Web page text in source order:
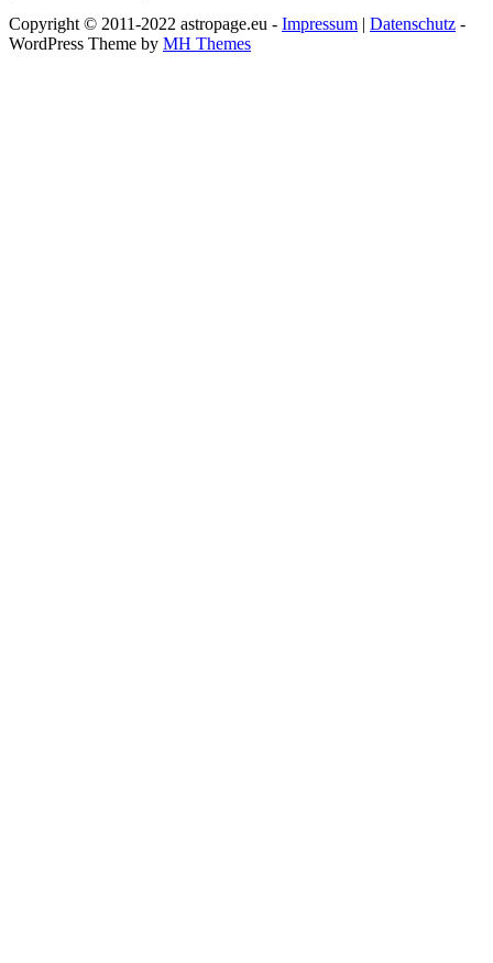
Copyright © 2011-2022 astropage.eu - Impressum | Datenschutz -
WordPress Theme by MH Themes